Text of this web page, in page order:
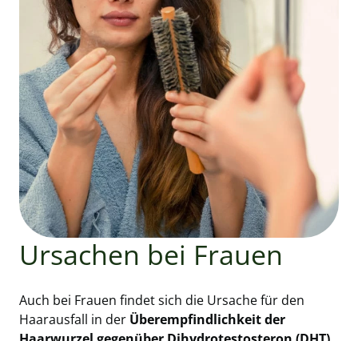
Ursachen bei Frauen
Auch bei Frauen findet sich die Ursache für den
Haarausfall in der Überempfindlichkeit der